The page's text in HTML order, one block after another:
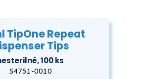
TipOne Repeat
Tips
100 ks
S4751-0010